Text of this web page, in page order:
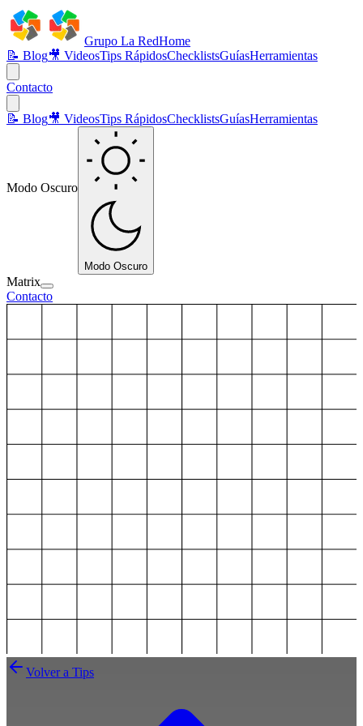
Grupo La RedHome
📝 Blog🎥 VideosTips RápidosChecklistsGuíasHerramientas
Contacto
📝 Blog🎥 VideosTips RápidosChecklistsGuíasHerramientas
Modo Oscuro
Modo Oscuro
Matrix
Contacto
Volver a Tips